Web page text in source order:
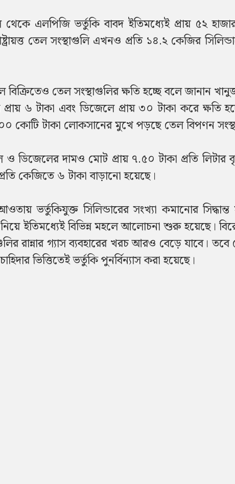
থেকে এলপিজি ভর্তুকি বাবদ ইতিমধ্যেই প্রায় ৫২
তেল সংস্থাগুলি এখনও প্রতি ১৪.২ কেজির
তেল সংস্থাগুলির ক্ষতি হচ্ছে বলে জানান
প্রায় ৬ টাকা এবং ডিজেলে প্রায় ৩০ টাকা করে ক্ষতি
কোটি টাকা লোকসানের মুখে পড়ছে তেল বিপণন
ডিজেলের দামও মোট প্রায় ৭.৫০ টাকা প্রতি লিটার
কেজিতে ৬ টাকা বাড়ানো হয়েছে।
ভর্তুকিযুক্ত সিলিন্ডারের সংখ্যা কমানোর সিদ্ধান্ত
ইতিমধ্যেই বিভিন্ন মহলে আলোচনা শুরু হয়েছে।
রান্নার গ্যাস ব্যবহারের খরচ আরও বেড়ে যাবে। তবে
ভিত্তিতেই ভর্তুকি পুনর্বিন্যাস করা হয়েছে।